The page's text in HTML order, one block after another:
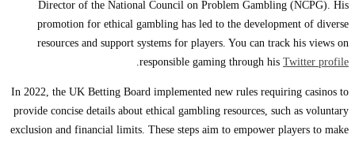
Director of the National Council on Problem Gambling (NCPG). His
promotion for ethical gambling has led to the development of diverse
resources and support systems for players. You can track his views on
responsible gaming through his Twitter profile
.
In 2022, the UK Betting Board implemented new rules requiring casinos to
provide concise details about ethical gambling resources, such as voluntary
exclusion and financial limits. These steps aim to empower players to make